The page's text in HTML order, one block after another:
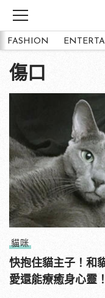
FASHION
傷口
貓咪
快抱住貓主子！和
愛還能療癒身心靈！